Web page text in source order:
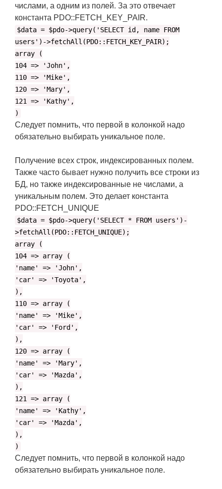
числами, а одним из полей. За это отвечает
константа PDO::FETCH_KEY_PAIR.
$data = $pdo->query('SELECT id, name FROM
users')->fetchAll(PDO::FETCH_KEY_PAIR);
array (
104 => 'John',
110 => 'Mike',
120 => 'Mary',
121 => 'Kathy',
)
Следует помнить, что первой в колонкой надо
обязательно выбирать уникальное поле.
Получение всех строк, индексированных полем.
Также часто бывает нужно получить все строки из
БД, но также индексированные не числами, а
уникальным полем. Это делает константа
PDO::FETCH_UNIQUE
$data = $pdo->query('SELECT * FROM users')-
>fetchAll(PDO::FETCH_UNIQUE);
array (
104 => array (
'name' => 'John',
'car' => 'Toyota',
),
110 => array (
'name' => 'Mike',
'car' => 'Ford',
),
120 => array (
'name' => 'Mary',
'car' => 'Mazda',
),
121 => array (
'name' => 'Kathy',
'car' => 'Mazda',
),
)
Следует помнить, что первой в колонкой надо
обязательно выбирать уникальное поле.